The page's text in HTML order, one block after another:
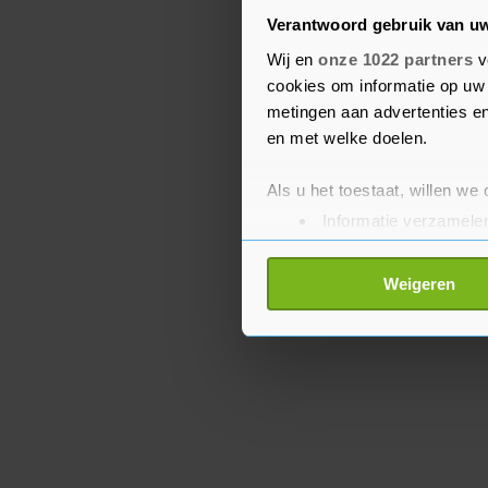
Verantwoord gebruik van
Wij en onze 1022 partners
cookies om informatie op
metingen aan advertenties
en met welke doelen.
Als u het toestaat, willen we
Informatie
Uw apparaat
Lees meer over hoe uw
toestemming op elk moment
Weigeren
Volgens het Russische
leger de afgelopen 24
lucht aangevallen,
Donbas. Bovendien
raketten en artillerie zijn